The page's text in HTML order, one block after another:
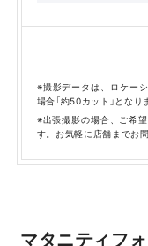
※撮影データは、ロケー
場合「約50カット」となり
※出張撮影の場合、ご希
す。お気軽に店舗までお
マタニティフ